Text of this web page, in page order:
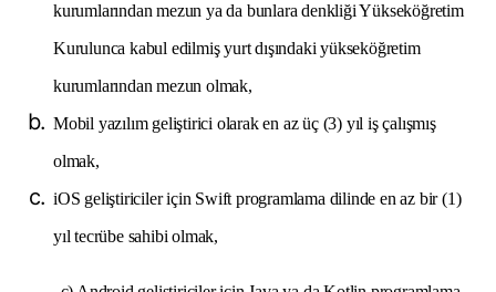
kurumlarından mezun ya da bunlara denkliği Yükseköğretim
Kurulunca kabul edilmiş yurt dışındaki yükseköğretim
kurumlarından mezun olmak,
Mobil yazılım geliştirici olarak en az üç (3) yıl iş çalışmış
olmak,
iOS geliştiriciler için Swift programlama dilinde en az bir (1)
yıl tecrübe sahibi olmak,